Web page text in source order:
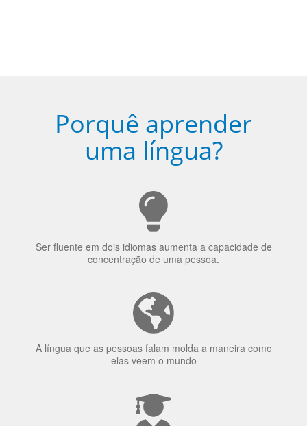
Porquê aprender
uma língua?
Ser fluente em dois idiomas aumenta a capacidade de
concentração de uma pessoa.
A língua que as pessoas falam molda a maneira como
elas veem o mundo